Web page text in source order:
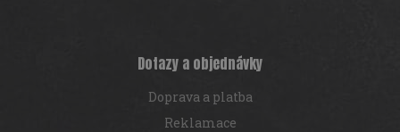
Dotazy a objednávky
Doprava a platba
Reklamace